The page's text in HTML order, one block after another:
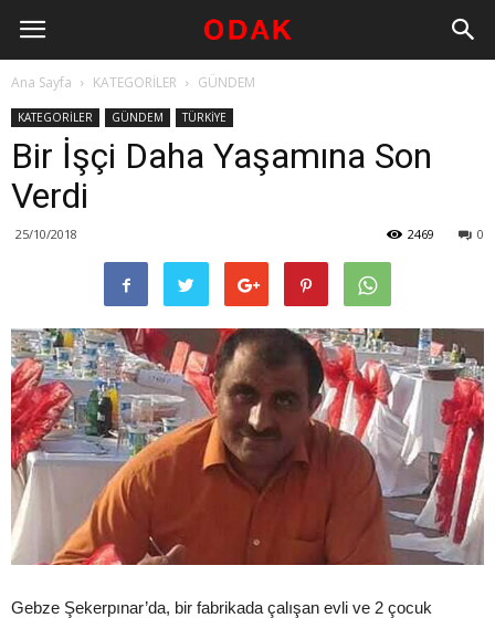
Ana Sayfa KATEGORİLER GÜNDEM
KATEGORİLER GÜNDEM TÜRKİYE
Bir İşçi Daha Yaşamına Son
Verdi
25/10/2018 0
2469
Gebze Şekerpınar’da, bir fabrikada çalışan evli ve 2 çocuk